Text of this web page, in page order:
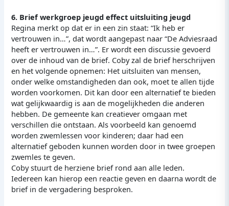
6. Brief werkgroep jeugd effect uitsluiting jeugd
Regina merkt op dat er in een zin staat: “Ik heb er
vertrouwen in…”, dat wordt aangepast naar “De Adviesraad
heeft er vertrouwen in…”. Er wordt een discussie gevoerd
over de inhoud van de brief. Coby zal de brief herschrijven
en het volgende opnemen: Het uitsluiten van mensen,
onder welke omstandigheden dan ook, moet te allen tijde
worden voorkomen. Dit kan door een alternatief te bieden
wat gelijkwaardig is aan de mogelijkheden die anderen
hebben. De gemeente kan creatiever omgaan met
verschillen die ontstaan. Als voorbeeld kan genoemd
worden zwemlessen voor kinderen; daar had een
alternatief geboden kunnen worden door in twee groepen
zwemles te geven.
Coby stuurt de herziene brief rond aan alle leden.
Iedereen kan hierop een reactie geven en daarna wordt de
brief in de vergadering besproken.